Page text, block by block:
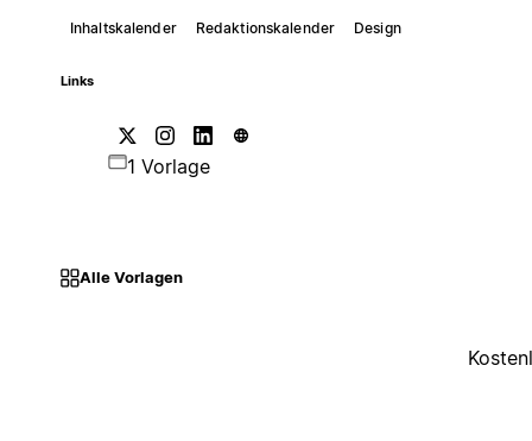
Inhaltskalender Redaktionskalender Design
Links
1 Vorlage
Alle Vorlagen